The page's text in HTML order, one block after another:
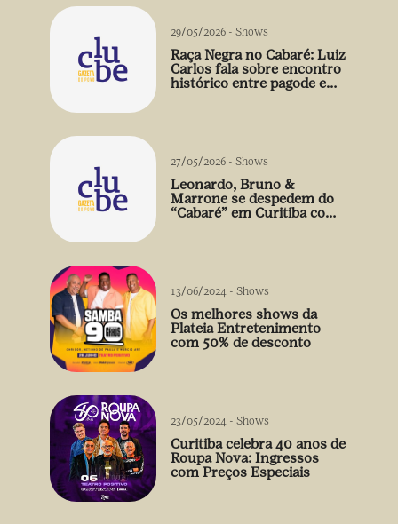
29/05/2026 - Shows
Raça Negra no Cabaré: Luiz
Carlos fala sobre encontro
histórico entre pagode e
27/05/2026 - Shows
Leonardo, Bruno &
Marrone se despedem do
“Cabaré” em Curitiba com
13/06/2024 - Shows
Os melhores shows da
Plateia Entretenimento
com 50% de desconto
23/05/2024 - Shows
Curitiba celebra 40 anos de
Roupa Nova: Ingressos
com Preços Especiais